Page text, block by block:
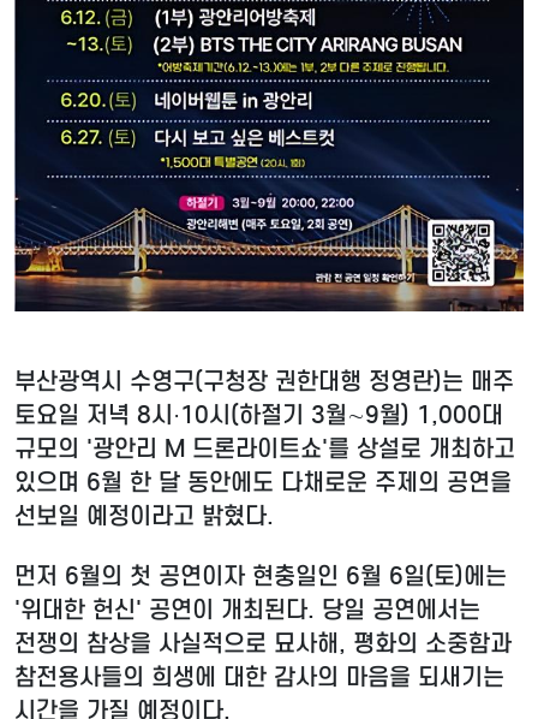
부산광역시 수영구(구청장 권한대행 정영란)는 매주
토요일 저녁 8시·10시(하절기 3월∼9월) 1,000대
규모의 '광안리 M 드론라이트쇼'를 상설로 개최하고
있으며 6월 한 달 동안에도 다채로운 주제의 공연을
선보일 예정이라고 밝혔다.
먼저 6월의 첫 공연이자 현충일인 6월 6일(토)에는
'위대한 헌신' 공연이 개최된다. 당일 공연에서는
전쟁의 참상을 사실적으로 묘사해, 평화의 소중함과
참전용사들의 희생에 대한 감사의 마음을 되새기는
시간을 가질 예정이다.